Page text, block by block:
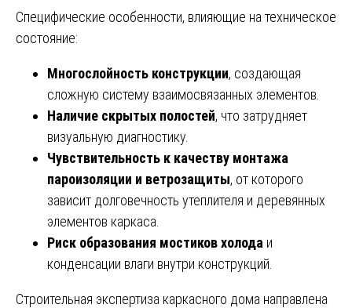
Специфические особенности, влияющие на техническое
состояние:
Многослойность конструкции, создающая
сложную систему взаимосвязанных элементов.
Наличие скрытых полостей, что затрудняет
визуальную диагностику.
Чувствительность к качеству монтажа
пароизоляции и ветрозащиты, от которого
зависит долговечность утеплителя и деревянных
элементов каркаса.
Риск образования мостиков холода и
конденсации влаги внутри конструкций.
Строительная экспертиза каркасного дома направлена